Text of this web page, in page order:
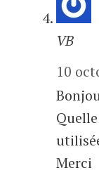
VB
10
Merci